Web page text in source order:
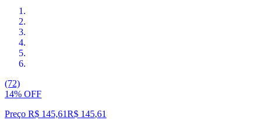
(72)
14% OFF
Preço R$ 145,61R$ 145,61